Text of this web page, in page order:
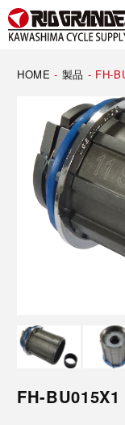
HOME - 製品 - FH-
FH-